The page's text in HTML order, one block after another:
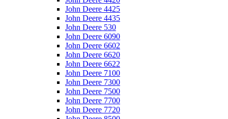
John Deere 4425
John Deere 4435
John Deere 530
John Deere 6090
John Deere 6602
John Deere 6620
John Deere 6622
John Deere 7100
John Deere 7300
John Deere 7500
John Deere 7700
John Deere 7720